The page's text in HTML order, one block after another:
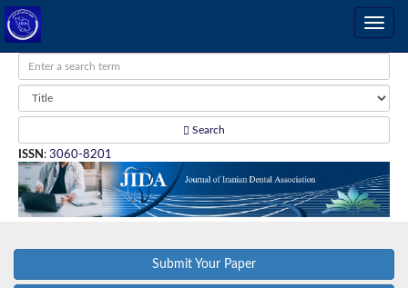
Search
ISSN : 3060-8201
Submit Your Paper